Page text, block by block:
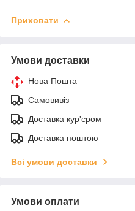
Приховати
Умови доставки
Нова Пошта
Самовивіз
Доставка кур'єром
Доставка поштою
Всі умови доставки
Умови оплати